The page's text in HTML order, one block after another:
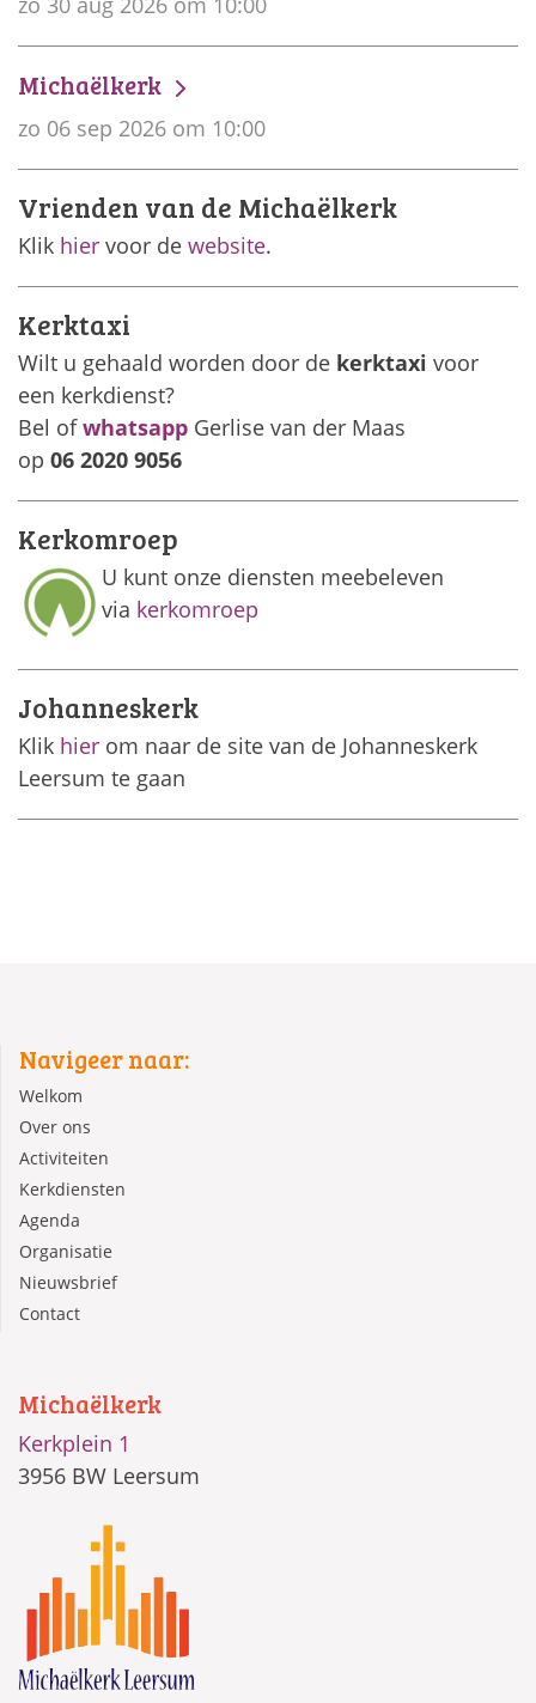
Michaëlkerk
zo 06 sep 2026 om 10:00
Vrienden van de Michaëlkerk
Klik hier voor de website.
Kerktaxi
Wilt u gehaald worden door de kerktaxi voor
een kerkdienst?
Bel ofwhatsapp Gerlise van der Maas
op 06 2020 9056
Kerkomroep
U kunt onze diensten meebeleven
via kerkomroep
Johanneskerk
Klik hier om naar de site van de Johanneskerk
Leersum te gaan
Navigeer naar:
Welkom
Over ons
Activiteiten
Kerkdiensten
Agenda
Organisatie
Nieuwsbrief
Contact
Michaëlkerk
Kerkplein 1
3956 BW Leersum